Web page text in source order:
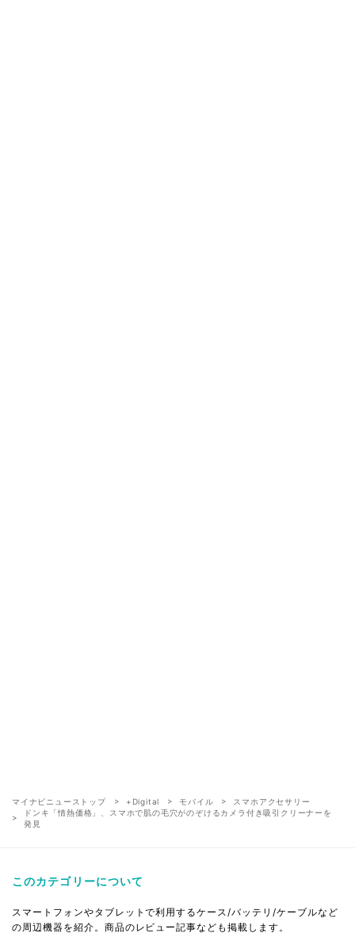
マイナビニューストップ +Digital モバイル
スマホアクセサリー
ドンキ「情熱価格」、スマホで肌の毛穴がのぞけるカメラ付き吸引クリーナーを
発見
このカテゴリーについて
スマートフォンやタブレットで利用するケース/バッテリ/ケーブルなど
の周辺機器を紹介。商品のレビュー記事なども掲載します。